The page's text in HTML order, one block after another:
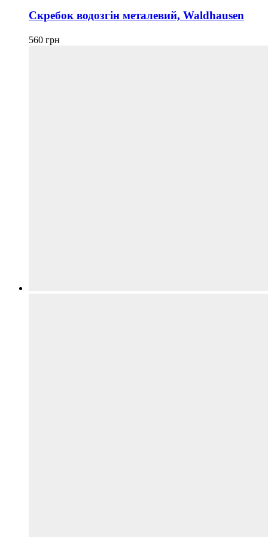
Скребок водозгін металевий, Waldhausen
560 грн